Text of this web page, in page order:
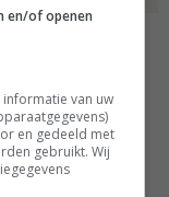
in de
Voeg de
en/of openen
van uw
en gedeeld met
gebruikt. Wij